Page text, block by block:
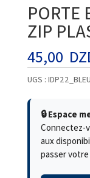
PORTE
ZIP
45,00
UGS : IDP22_BLEU
🔒 Espace
Connectez-
aux
passer votre